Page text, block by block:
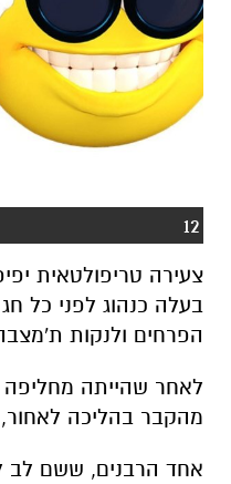
12
צעירה טריפולטאית
בעלה כנהוג לפני כל
הפרחים ולנקות
לאחר שהייתה
מהקבר בהליכה לאחור,
אחד הרבנים, ששם לב